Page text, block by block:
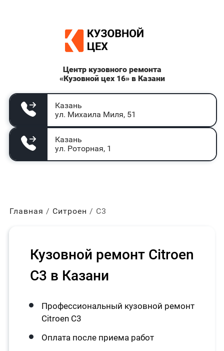
Центр кузовного ремонта
«Кузовной цех 16» в Казани
Казань
ул. Михаила Миля, 51
Казань
ул. Роторная, 1
Главная Ситроен С3
Кузовной ремонт Citroen
C3 в Казани
Профессиональный кузовной ремонт
Citroen C3
Оплата после приема работ